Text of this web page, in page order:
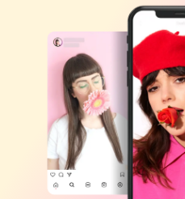
Nano Banana Pro
Gemini Omni
텍스트 및 오디오
자동 캡션
캡션 템플릿
소셜 미디어
마케팅
라이프스타일 및 브이로그
사용자 지정 디자인
더 보기
효과 템플릿
비즈니스 템플릿
산업 템플릿
요약 템플릿
CapCut 크리에이티브 캠
보안 센터
고객 지원 센터
공지